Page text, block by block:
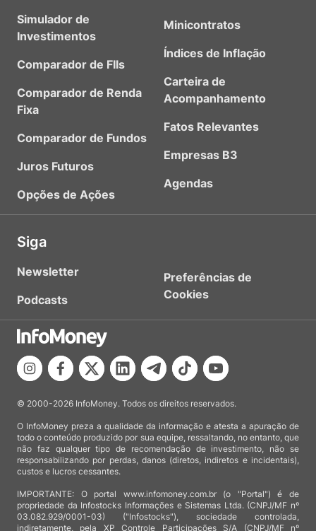
Simulador de
Investimentos
Comparador de FIIs
Comparador de Renda
Fixa
Comparador de Fundos
Juros Futuros
Opções de Ações
Minicontratos
Índices de Inflação
Carteira de
Acompanhamento
Fatos Relevantes
Empresas B3
Agendas
Siga
Newsletter
Podcasts
Preferências de
Cookies
© 2000-2026 InfoMoney. Todos os direitos reservados.
O InfoMoney preza a qualidade da informação e atesta a apuração de
todo o conteúdo produzido por sua equipe, ressaltando, no entanto, que
não faz qualquer tipo de recomendação de investimento, não se
responsabilizando por perdas, danos (diretos, indiretos e incidentais),
custos e lucros cessantes.
IMPORTANTE: O portal www.infomoney.com.br (o "Portal") é de
propriedade da Infostocks Informações e Sistemas Ltda. (CNPJ/MF nº
03.082.929/0001-03) ("Infostocks"), sociedade controlada,
indiretamente, pela XP Controle Participações S/A (CNPJ/MF nº